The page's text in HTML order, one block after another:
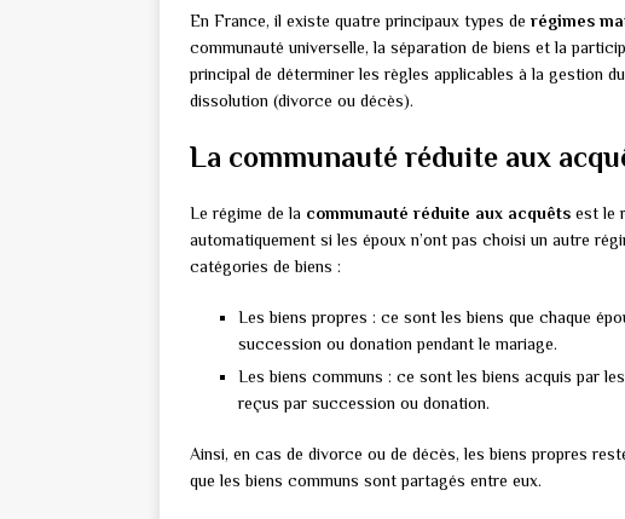
En France, il existe quatre principaux types de régimes
communauté universelle, la séparation de biens et la
principal de déterminer les règles applicables à la gestion
dissolution (divorce ou décès).
La communauté réduite aux
Le régime de la communauté réduite aux acquêts est le
automatiquement si les époux n’ont pas choisi un autre
catégories de biens :
Les biens propres : ce sont les biens que chaque
succession ou donation pendant le mariage.
Les biens communs : ce sont les biens acquis par
reçus par succession ou donation.
Ainsi, en cas de divorce ou de décès, les biens propres
que les biens communs sont partagés entre eux.